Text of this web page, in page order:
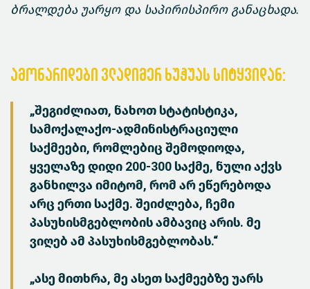
ბრალდება უარყო და საპირისპირო განაცხადა.
ამონარიდები ვლადიმერ ხუჭუას სიტყვიდან:
„შეგიძლიათ, ნახოთ სტატისტიკა,
სამოქალაქო-ადმინისტრაციული
საქმეები, რომლებიც შემოდიოდა,
ყველაზე დიდი 200-300 საქმე, ნული აქვს
განხილვა იმიტომ, რომ არ ეწერებოდა
არც ერთი საქმე. შეიძლება, ჩემი
პასუხისმგებლობის ამბავიც არის. მე
ვიღებ ამ პასუხისმგებლობას.“
„ასე მითხრა, მე ასეთ საქმეებზე უარს